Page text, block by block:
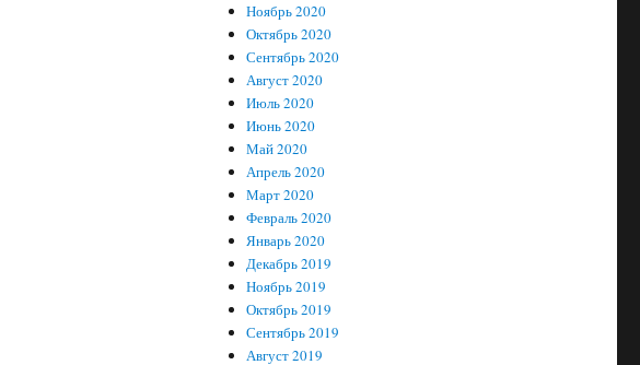
Ноябрь 2020
Октябрь 2020
Сентябрь 2020
Август 2020
Июль 2020
Июнь 2020
Май 2020
Апрель 2020
Март 2020
Февраль 2020
Январь 2020
Декабрь 2019
Ноябрь 2019
Октябрь 2019
Сентябрь 2019
Август 2019